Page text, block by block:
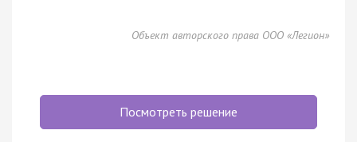
Объект авторского права ООО «Легион»
Посмотреть решение